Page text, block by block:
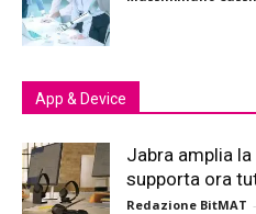
App & Device
Jabra amplia
supporta ora
Redazione BitMAT -